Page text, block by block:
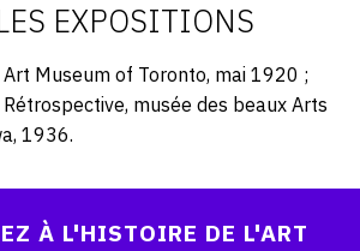
L'ÉQUIPE OAM
À PROPOS D'OAM
CONTACT
EXPOSITIONS
Art Museum of Toronto, mai 1920 ;
Rétrospective, musée des beaux Arts
1936.
À L'HISTOIRE DE L'ART